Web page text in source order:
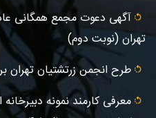
آگهى دعوت مجمع همگانی
تهران (نوبت دوم)
طرح انجمن زرتشتیان تهران
معرفی کارمند نمونه